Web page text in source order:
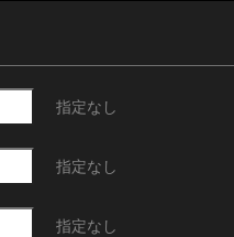
指定なし
指定なし
指定なし